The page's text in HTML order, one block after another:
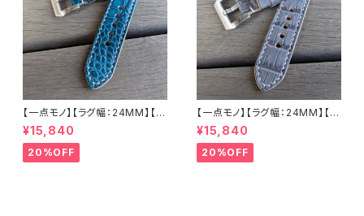
【一点モノ】【ラグ幅：24MM】【手
縫い】【ストレート型】【2P-ALE
M24S-1】アリゲーター 腹ワニ
エメラルド 国産なめしの本革 下
地 ヌメ革キャメル ハンドメイド
¥15,840
20%OFF
【一点モノ】【ラグ幅：24MM】【手
縫い】【ストレート型】【2P-ALG
Y24S-1】アリゲーター 腹ワニ
グレー 国産なめしの本革 下地
オイル仕立てのヌメ革 ハンドメ
¥15,840
20%OFF